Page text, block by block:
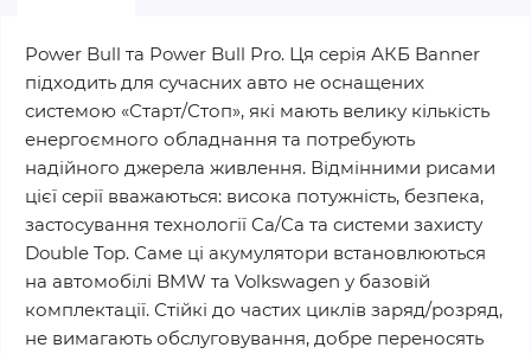
Power Bull та Power Bull Pro. Ця серія АКБ Banner
підходить для сучасних авто не оснащених
системою «Старт/Стоп», які мають велику кількість
енергоємного обладнання та потребують
надійного джерела живлення. Відмінними рисами
цієї серії вважаються: висока потужність, безпека,
застосування технології Ca/Ca та системи захисту
Double Top. Саме ці акумулятори встановлюються
на автомобілі BMW та Volkswagen у базовій
комплектації. Стійкі до частих циклів заряд/розряд,
не вимагають обслуговування, добре переносять